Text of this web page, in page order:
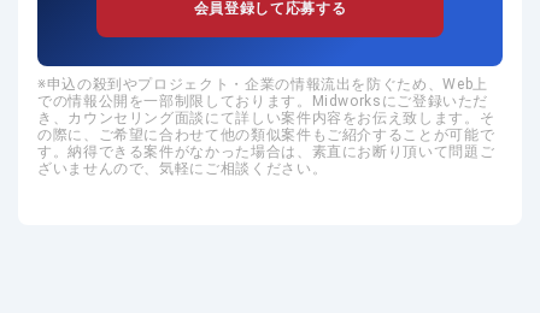
会員登録して応募する
申込の殺到やプロジェクト・企業の情報流出を防ぐため、Web上
での情報公開を一部制限しております。Midworksにご登録いただ
き、カウンセリング面談にて詳しい案件内容をお伝え致します。そ
の際に、ご希望に合わせて他の類似案件もご紹介することが可能で
す。納得できる案件がなかった場合は、素直にお断り頂いて問題ご
ざいませんので、気軽にご相談ください。